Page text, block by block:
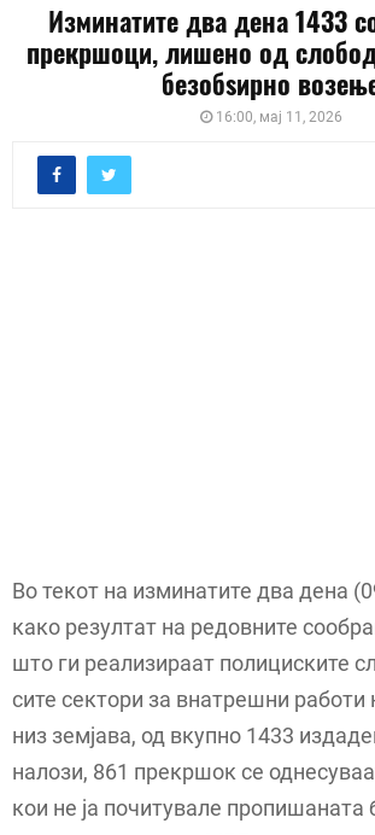
Изминатите два дена 1433
прекршоци, лишено од
безобѕирно
16:00, мај 11, 2026
Во текот на изминатите два дена
како резултат на редовните
што ги реализираат полициските
сите сектори за внатрешни работи
низ земјава, од вкупно 1433
налози, 861 прекршок се
кои не ја почитувале пропишаната